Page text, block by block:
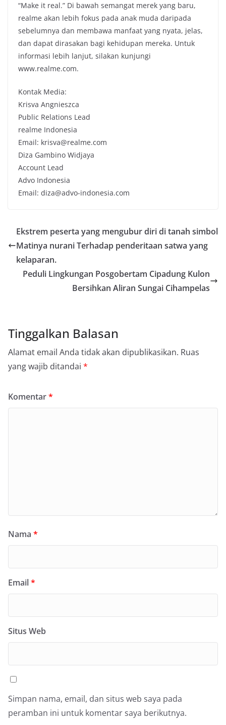
“Make it real.” Di bawah semangat merek yang baru,
realme akan lebih fokus pada anak muda daripada
sebelumnya dan membawa manfaat yang nyata, jelas,
dan dapat dirasakan bagi kehidupan mereka. Untuk
informasi lebih lanjut, silakan kunjungi
www.realme.com.
Kontak Media:
Krisva Angnieszca
Public Relations Lead
realme Indonesia
Email: krisva@realme.com
Diza Gambino Widjaya
Account Lead
Advo Indonesia
Email: diza@advo-indonesia.com
Ekstrem peserta yang mengubur diri di tanah simbol
Matinya nurani Terhadap penderitaan satwa yang
kelaparan.
Peduli Lingkungan Posgobertam Cipadung Kulon
Bersihkan Aliran Sungai Cihampelas
Tinggalkan Balasan
Alamat email Anda tidak akan dipublikasikan. Ruas
yang wajib ditandai *
Komentar*
Nama *
Email*
Situs Web
Simpan nama, email, dan situs web saya pada
peramban ini untuk komentar saya berikutnya.